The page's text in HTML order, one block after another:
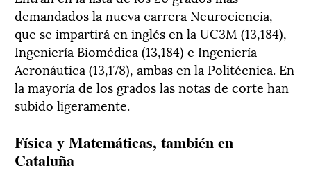
demandados la nueva carrera Neurociencia,
que se impartirá en inglés en la UC3M (13,184),
Ingeniería Biomédica (13,184) e Ingeniería
Aeronáutica (13,178), ambas en la Politécnica. En
la mayoría de los grados las notas de corte han
subido ligeramente.
Física y Matemáticas, también en
Cataluña